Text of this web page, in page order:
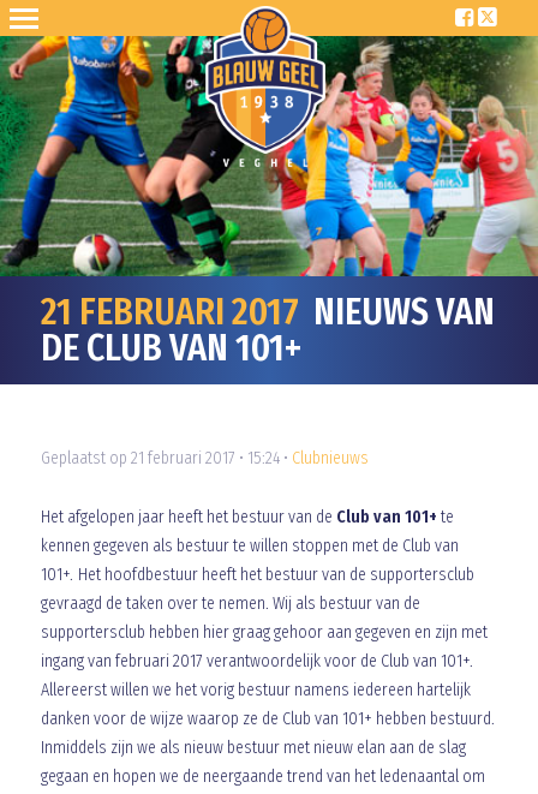
21 FEBRUARI 2017 NIEUWS VAN
DE CLUB VAN 101+
Geplaatst op 21 februari 2017 • 15:24 • Clubnieuws
Het afgelopen jaar heeft het bestuur van de Club van 101+ te
kennen gegeven als bestuur te willen stoppen met de Club van
101+. Het hoofdbestuur heeft het bestuur van de supportersclub
gevraagd de taken over te nemen. Wij als bestuur van de
supportersclub hebben hier graag gehoor aan gegeven en zijn met
ingang van februari 2017 verantwoordelijk voor de Club van 101+.
Allereerst willen we het vorig bestuur namens iedereen hartelijk
danken voor de wijze waarop ze de Club van 101+ hebben bestuurd.
Inmiddels zijn we als nieuw bestuur met nieuw elan aan de slag
gegaan en hopen we de neergaande trend van het ledenaantal om